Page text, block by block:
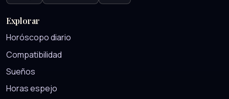
Explorar
Horóscopo diario
Compatibilidad
Sueños
Horas espejo